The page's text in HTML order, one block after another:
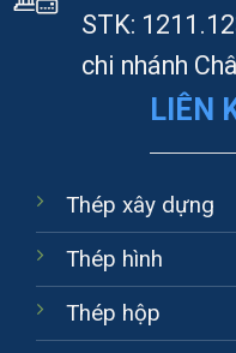
STK:
chi nhánh
LIÊN
Thép xây dựng
Thép hình
Thép hộp